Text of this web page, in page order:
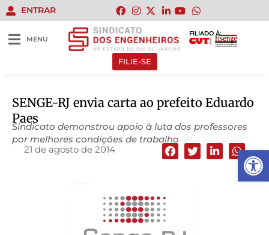
Abrir
ENTRAR
MENU
FILIADO À:
FILIE-SE
SENGE-RJ envia carta ao prefeito Eduardo
Paes
Sindicato demonstrou apoio à luta dos professores
por melhores condições de trabalho
21 de agosto de 2014